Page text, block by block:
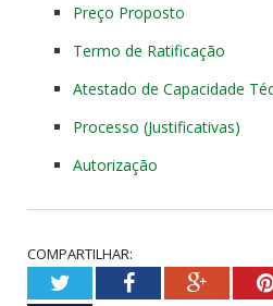
Preço Proposto
Termo de Ratificação
Atestado de Capacidade
Processo (Justificativas)
Autorização
COMPARTILHAR:
TwitterFacebook